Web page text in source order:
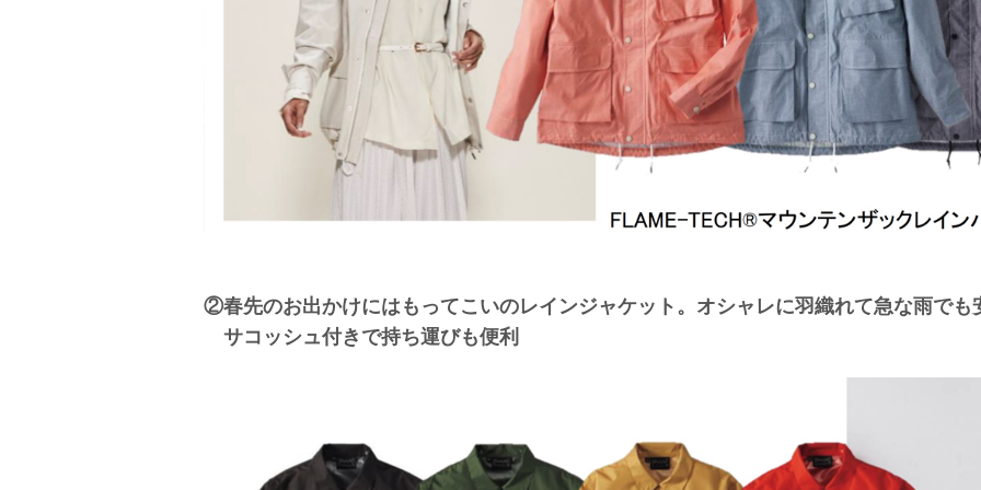
②春先のお出かけにはもってこいのレインジャケット。オシャレに羽織れて急な雨でも
サコッシュ付きで持ち運びも便利